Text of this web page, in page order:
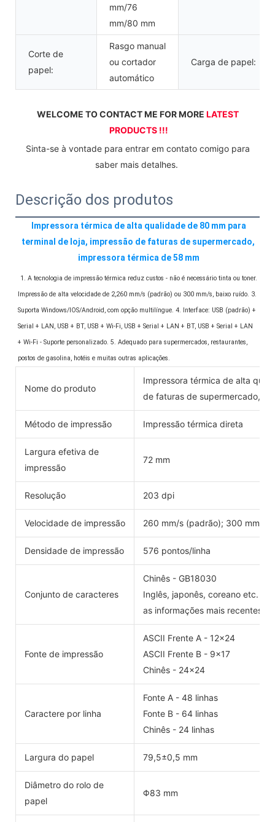
mm/76
mm/80 mm
Corte de
papel:
Rasgo manual
ou cortador
automático
Carga de papel:
WELCOME TO CONTACT ME FOR MORE LATEST
PRODUCTS !!!
saber mais detalhes.
Descrição dos produtos
Impressora térmica de alta qualidade de 80 mm para
terminal de loja, impressão de faturas de supermercado,
impressora térmica de 58 mm
1. A tecnologia de impressão térmica reduz custos - não é necessário tinta ou toner.
Impressão de alta velocidade de 2,260 mm/s (padrão) ou 300 mm/s, baixo ruído. 3.
Suporta Windows/IOS/Android, com opção multilíngue. 4. Interface: USB (padrão) +
Serial + LAN, USB + BT, USB + Wi-Fi, USB + Serial + LAN + BT, USB + Serial + LAN
+ Wi-Fi - Suporte personalizado. 5. Adequado para supermercados, restaurantes,
postos de gasolina, hotéis e muitas outras aplicações.
Nome do produto
Impressora térmica de alta
de faturas de supermercado,
Método de impressão Impressão térmica direta
Largura efetiva de
impressão
72 mm
Resolução 203 dpi
Velocidade de impressão 260 mm/s (padrão); 300 mm/s
Densidade de impressão 576 pontos/linha
Conjunto de caracteres
Chinês - GB18030
Inglês, japonês, coreano etc.
as informações mais recentes)
Fonte de impressão
ASCII Frente A - 12x24
ASCII Frente B - 9x17
Chinês - 24x24
Caractere por linha
Fonte A - 48 linhas
Fonte B - 64 linhas
Chinês - 24 linhas
Largura do papel 79,5±0,5 mm
Diâmetro do rolo de
papel
Φ83 mm